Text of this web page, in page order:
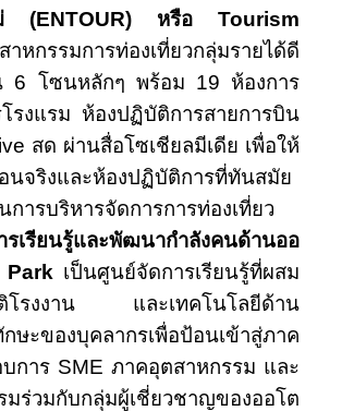
ม่ (ENTOUR) หรือ Tourism
าหกรรมการท่องเที่ยวกลุ่มรายได้ดี
6 โซนหลักๆ พร้อม 19 ห้องการ
รงแรม ห้องปฏิบัติการสายการบิน
สด ผ่านสื่อโซเชียลมีเดีย เพื่อให้
นจริงและห้องปฏิบัติการที่ทันสมัย
ารบริหารจัดการการท่องเที่ยว
รเรียนรู้และพัฒนากำลังคนด้านออ
Park เป็นศูนย์จัดการเรียนรู้ที่ผสม
ติโรงงาน และเทคโนโลยีด้าน
องบุคลากรเพื่อป้อนเข้าสู่ภาค
การ SME ภาคอุตสาหกรรม และ
มร่วมกับกลุ่มผู้เชี่ยวชาญของออโต